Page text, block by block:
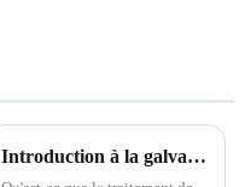
Introduction à la galvanoplastie